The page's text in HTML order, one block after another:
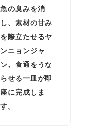
魚の臭みを消
し、素材の甘み
を際立たせるヤ
ンニョンジャ
ン。食通をうな
らせる一皿が即
座に完成しま
す。